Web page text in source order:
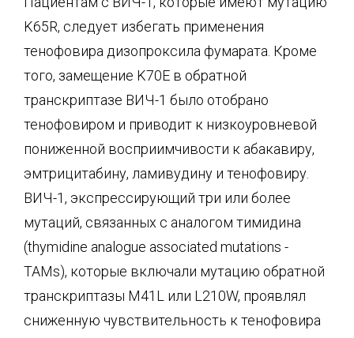
K65R, следует избегать применения
тенофовира дизопроксила фумарата. Кроме
того, замещение K70E в обратной
транскриптазе ВИЧ-1 было отобрано
тенофовиром и приводит к низкоуровневой
пониженной восприимчивости к абакавиру,
эмтрицитабину, ламивудину и тенофовиру.
ВИЧ-1, экспрессирующий три или более
мутаций, связанных с аналогом тимидина
(thymidine analogue associated mutations -
TAMs), которые включали мутацию обратной
транскриптазы M41L или L210W, проявлял
сниженную чувствительность к тенофовира